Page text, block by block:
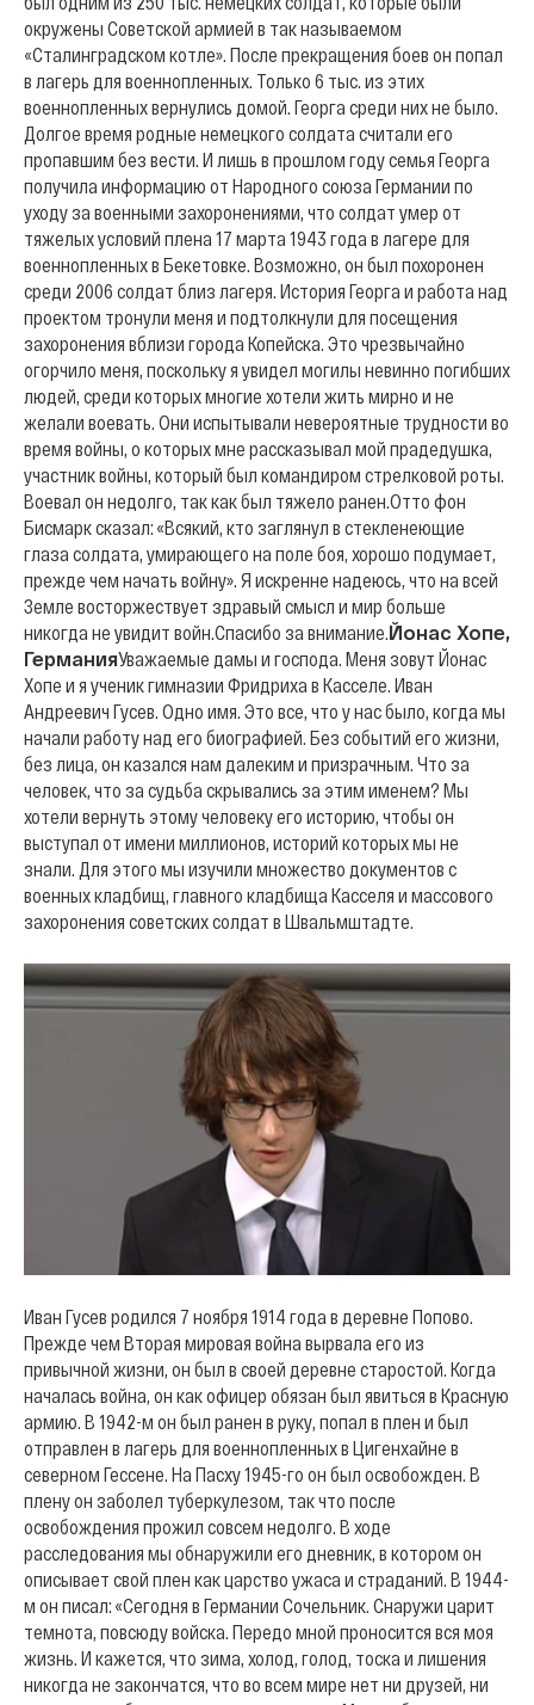
окружены Советской армией в так называемом
«Сталинградском котле». После прекращения боев он попал
в лагерь для военнопленных. Только 6 тыс. из этих
военнопленных вернулись домой. Георга среди них не было.
Долгое время родные немецкого солдата считали его
пропавшим без вести. И лишь в прошлом году семья Георга
получила информацию от Народного союза Германии по
уходу за военными захоронениями, что солдат умер от
тяжелых условий плена 17 марта 1943 года в лагере для
военнопленных в Бекетовке. Возможно, он был похоронен
среди 2006 солдат близ лагеря. История Георга и работа над
проектом тронули меня и подтолкнули для посещения
захоронения вблизи города Копейска. Это чрезвычайно
огорчило меня, поскольку я увидел могилы невинно погибших
людей, среди которых многие хотели жить мирно и не
желали воевать. Они испытывали невероятные трудности во
время войны, о которых мне рассказывал мой прадедушка,
участник войны, который был командиром стрелковой роты.
Воевал он недолго, так как был тяжело ранен.Отто фон
Бисмарк сказал: «Всякий, кто заглянул в стекленеющие
глаза солдата, умирающего на поле боя, хорошо подумает,
прежде чем начать войну». Я искренне надеюсь, что на всей
Земле восторжествует здравый смысл и мир больше
никогда не увидит войн.Спасибо за внимание.Йонас Хопе,
ГерманияУважаемые дамы и господа. Меня зовут Йонас
Хопе и я ученик гимназии Фридриха в Касселе. Иван
Андреевич Гусев. Одно имя. Это все, что у нас было, когда мы
начали работу над его биографией. Без событий его жизни,
без лица, он казался нам далеким и призрачным. Что за
человек, что за судьба скрывались за этим именем? Мы
хотели вернуть этому человеку его историю, чтобы он
выступал от имени миллионов, историй которых мы не
знали. Для этого мы изучили множество документов с
военных кладбищ, главного кладбища Касселя и массового
захоронения советских солдат в Швальмштадте.
Иван Гусев родился 7 ноября 1914 года в деревне Попово.
Прежде чем Вторая мировая война вырвала его из
привычной жизни, он был в своей деревне старостой. Когда
началась война, он как офицер обязан был явиться в Красную
армию. В 1942-м он был ранен в руку, попал в плен и был
отправлен в лагерь для военнопленных в Цигенхайне в
северном Гессене. На Пасху 1945-го он был освобожден. В
плену он заболел туберкулезом, так что после
освобождения прожил совсем недолго. В ходе
расследования мы обнаружили его дневник, в котором он
описывает свой плен как царство ужаса и страданий. В 1944-
м он писал: «Сегодня в Германии Сочельник. Снаружи царит
темнота, повсюду войска. Передо мной проносится вся моя
жизнь. И кажется, что зима, холод, голод, тоска и лишения
никогда не закончатся, что во всем мире нет ни друзей, ни